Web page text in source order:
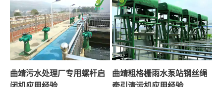
曲靖污水处理厂专用螺杆启
曲靖粗格栅雨水泵站钢丝绳